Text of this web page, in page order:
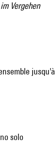
im Vergehen
solo